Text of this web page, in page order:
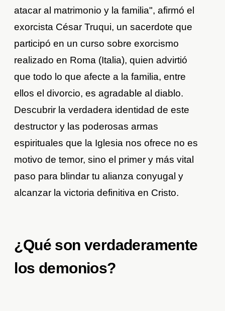
atacar al matrimonio y la familia", afirmó el
exorcista César Truqui, un sacerdote que
participó en un curso sobre exorcismo
realizado en Roma (Italia), quien advirtió
que todo lo que afecte a la familia, entre
ellos el divorcio, es agradable al diablo.
Descubrir la verdadera identidad de este
destructor y las poderosas armas
espirituales que la Iglesia nos ofrece no es
motivo de temor, sino el primer y más vital
paso para blindar tu alianza conyugal y
alcanzar la victoria definitiva en Cristo.
¿Qué son verdaderamente
los demonios?